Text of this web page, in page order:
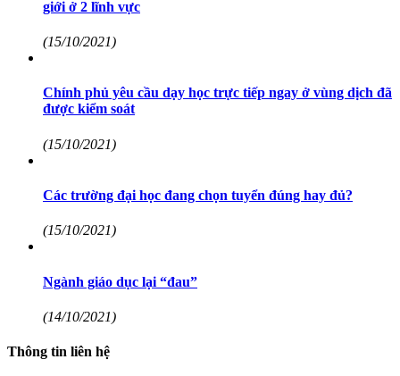
giới ở 2 lĩnh vực
(15/10/2021)
Chính phủ yêu cầu dạy học trực tiếp ngay ở vùng dịch đã
được kiểm soát
(15/10/2021)
Các trường đại học đang chọn tuyển đúng hay đủ?
(15/10/2021)
Ngành giáo dục lại “đau”
(14/10/2021)
Thông tin liên hệ